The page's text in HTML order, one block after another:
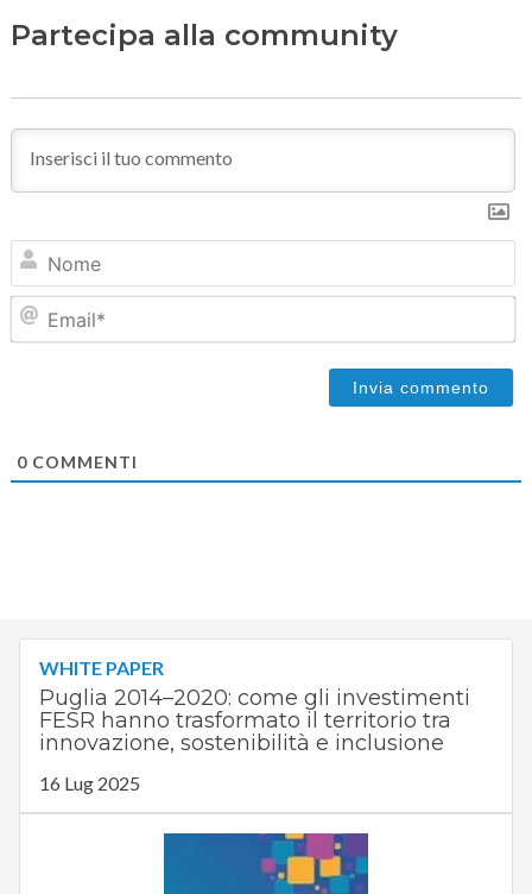
Partecipa alla community
0COMMENTI
WHITE PAPER
Puglia 2014–2020: come gli investimenti
FESR hanno trasformato il territorio tra
innovazione, sostenibilità e inclusione
16 Lug 2025